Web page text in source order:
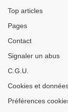
Top articles
Pages
Contact
Signaler un abus
C.G.U.
Cookies et
Préférences